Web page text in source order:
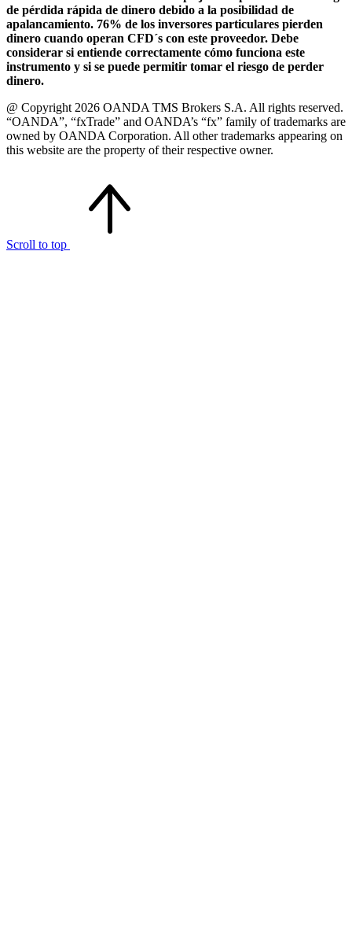
de pérdida rápida de dinero debido a la posibilidad de
apalancamiento. 76% de los inversores particulares pierden
dinero cuando operan CFD´s con este proveedor. Debe
considerar si entiende correctamente cómo funciona este
instrumento y si se puede permitir tomar el riesgo de perder
dinero.
@ Copyright 2026 OANDA TMS Brokers S.A. All rights reserved.
“OANDA”, “fxTrade” and OANDA’s “fx” family of trademarks are
owned by OANDA Corporation. All other trademarks appearing on
this website are the property of their respective owner.
Scroll to top